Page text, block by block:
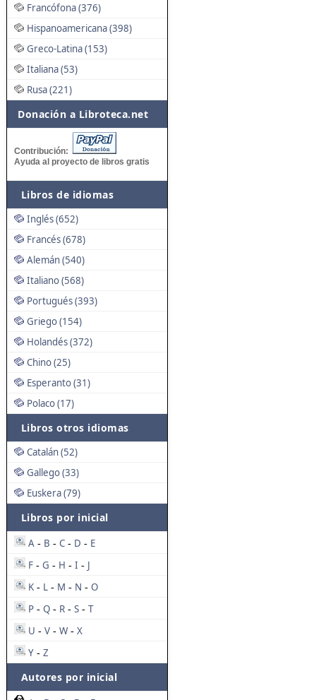
Francófona (376)
Hispanoamericana (398)
Greco-Latina (153)
Italiana (53)
Rusa (221)
Donación a Libroteca.net
Contribución:
Ayuda al proyecto de libros gratis
Libros de idiomas
Inglés (652)
Francés (678)
Alemán (540)
Italiano (568)
Portugués (393)
Griego (154)
Holandés (372)
Chino (25)
Esperanto (31)
Polaco (17)
Libros otros idiomas
Catalán (52)
Gallego (33)
Euskera (79)
Libros por inicial
A - B - C - D - E
F - G - H - I - J
K - L - M - N - O
P - Q - R - S - T
U - V - W - X
Y - Z
Autores por inicial